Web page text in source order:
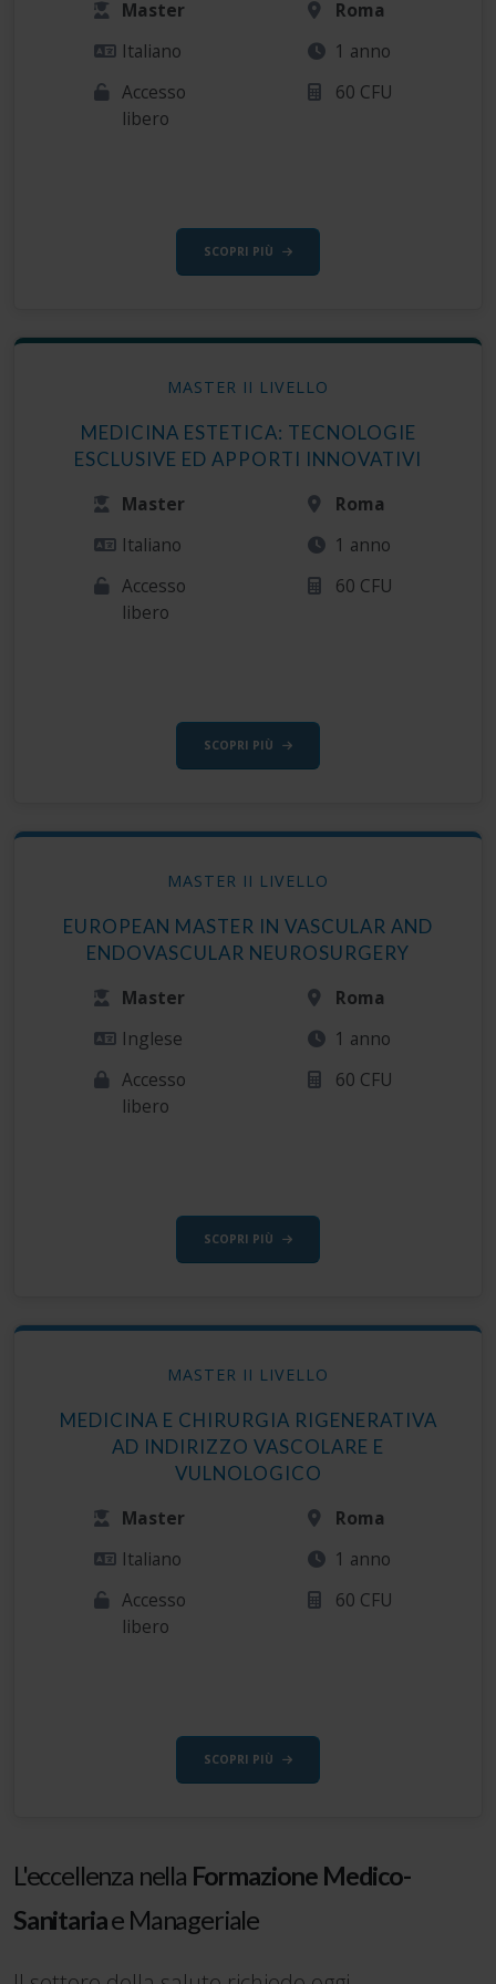
Master
Italiano
Accesso
libero
Roma
1 anno
60 CFU
SCOPRI PIÙ
MASTER II LIVELLO
MEDICINA ESTETICA: TECNOLOGIE
ESCLUSIVE ED APPORTI INNOVATIVI
Master
Italiano
Accesso
libero
Roma
1 anno
60 CFU
SCOPRI PIÙ
MASTER II LIVELLO
EUROPEAN MASTER IN VASCULAR AND
ENDOVASCULAR NEUROSURGERY
Master
Inglese
Accesso
libero
Roma
1 anno
60 CFU
SCOPRI PIÙ
MASTER II LIVELLO
MEDICINA E CHIRURGIA RIGENERATIVA
AD INDIRIZZO VASCOLARE E
VULNOLOGICO
Master
Italiano
Accesso
libero
Roma
1 anno
60 CFU
SCOPRI PIÙ
L'eccellenza nella Formazione Medico-
Sanitariae Manageriale